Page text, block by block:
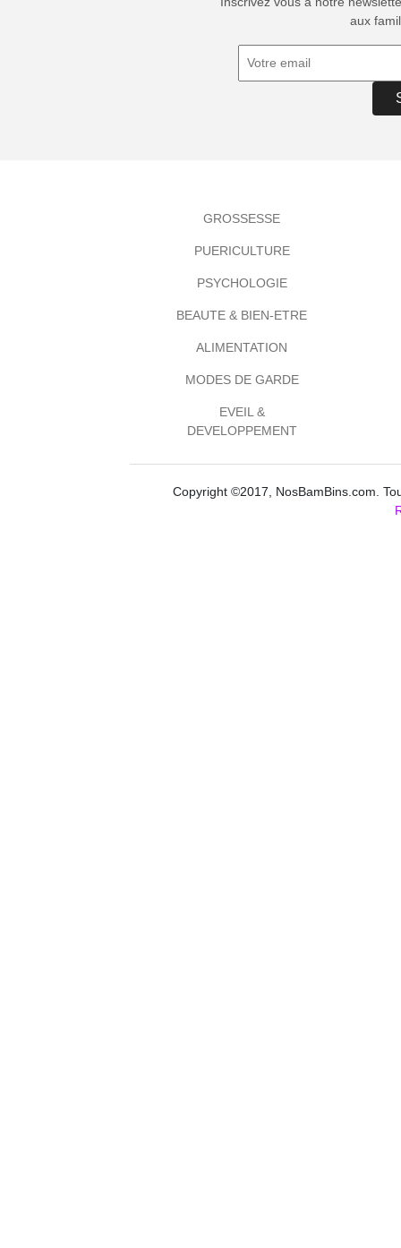
aux
GROSSESSE
PUERICULTURE
PSYCHOLOGIE
BEAUTE & BIEN-ETRE
ALIMENTATION
MODES DE GARDE
EVEIL &
DEVELOPPEMENT
Copyright ©2017, NosBamBins.com.